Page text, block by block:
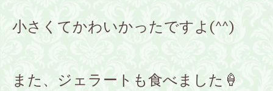
小さくてかわいかったですよ(^^)
また、ジェラートも食べました🍦